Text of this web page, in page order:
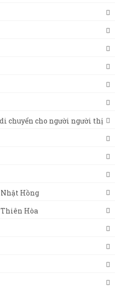
chuyển cho người người thị
Hồng
Hòa